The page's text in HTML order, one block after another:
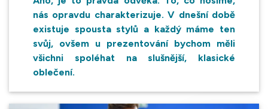
nás opravdu charakterizuje. V dnešní době
existuje spousta stylů a každý máme ten
svůj, ovšem u prezentování bychom měli
všichni spoléhat na slušnější, klasické
oblečení.